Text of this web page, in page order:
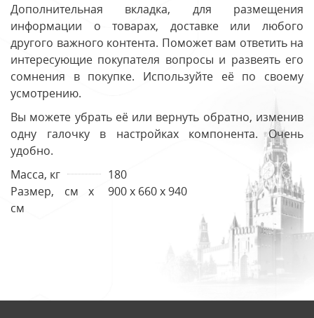
Дополнительная вкладка, для размещения
информации о товарах, доставке или любого
другого важного контента. Поможет вам ответить на
интересующие покупателя вопросы и развеять его
сомнения в покупке. Используйте её по своему
усмотрению.
Вы можете убрать её или вернуть обратно, изменив
одну галочку в настройках компонента. Очень
удобно.
Масса, кг
180
Размер, см х
см
900 x 660 x 940